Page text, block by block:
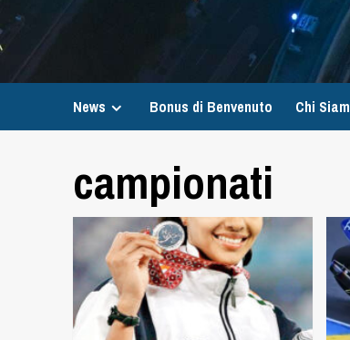
News Bonus di Benvenuto Chi
campionati